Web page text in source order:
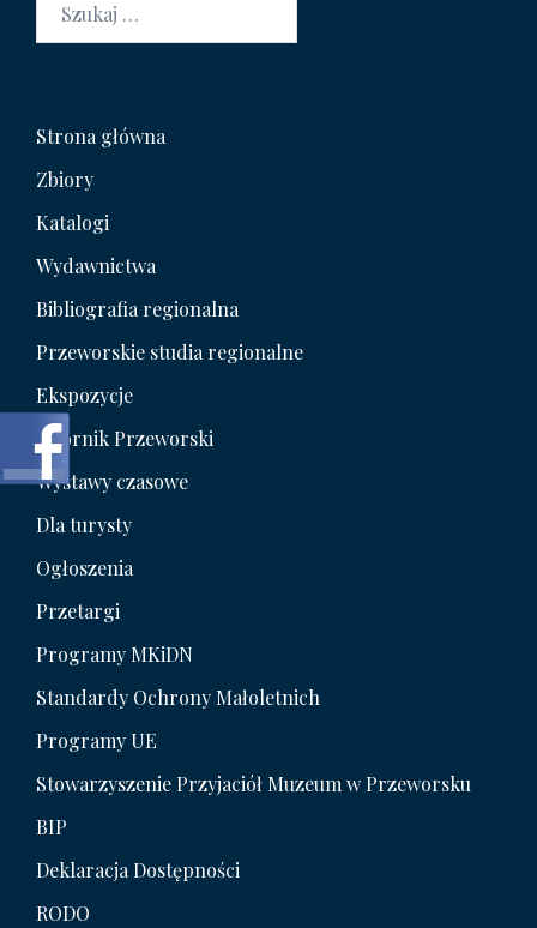
Strona główna
Zbiory
Katalogi
Wydawnictwa
Bibliografia regionalna
Przeworskie studia regionalne
Ekspozycje
Wzornik Przeworski
Wystawy czasowe
Dla turysty
Ogłoszenia
Przetargi
Programy MKiDN
Standardy Ochrony Małoletnich
Programy UE
Stowarzyszenie Przyjaciół Muzeum w Przeworsku
BIP
Deklaracja Dostępności
RODO